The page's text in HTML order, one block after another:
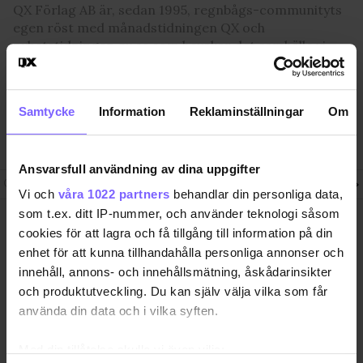
Samtycke Information Reklaminställningar Om
Ansvarsfull användning av dina uppgifter
Vi och våra 1022 partners behandlar din personliga data,
som t.ex. ditt IP-nummer, och använder teknologi såsom
cookies för att lagra och få tillgång till information på din
enhet för att kunna tillhandahålla personliga annonser och
innehåll, annons- och innehållsmätning, åskådarinsikter
och produktutveckling. Du kan själv välja vilka som får
använda din data och i vilka syften.
QX Förlag AB är, sedan 1995, regnbågs-communityts
egen röst med månadstidningen QX och
nyhetstidningen qx.se som bevakar det samhälle vi
lever i och den kultur och de människor vi bryr oss
om. I QX Shop finns en mängd identitetsstärkande
regelbundet event där QX-Galan utgör kronan på
verket.
QX Förlag AB Box 17 218, S-104
62 Stockholm, Sweden. +46-8
7203001
Ansvarig utgivare
Jon Voss
jon@qx.se
Annonsförsäljning
annonser@qx.se
Redaktion
redaktionen@qx.se